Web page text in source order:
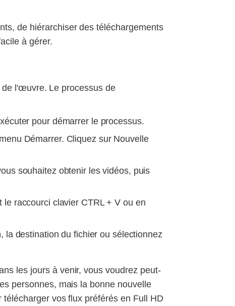
de hiérarchiser des téléchargements
à gérer.
de l'œuvre. Le processus de
pour démarrer le processus.
Démarrer. Cliquez sur Nouvelle
souhaitez obtenir les vidéos, puis
raccourci clavier CTRL + V ou en
la destination du fichier ou sélectionnez
les jours à venir, vous voudrez peut-
personnes, mais la bonne nouvelle
vos flux préférés en Full HD